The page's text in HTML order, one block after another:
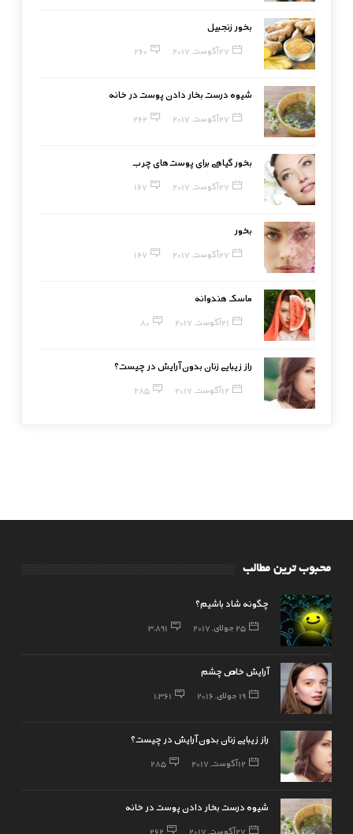
بخور زنجبیل
27 آگوست, 2017 260
شیوه درست بخار دادن پوست در خانه
27 آگوست, 2017 262
بخور گیاهی برای پوست‌های چرب
27 آگوست, 2017 167
بخور
27 آگوست, 2017 167
ماسک هندوانه
21 آگوست, 2017 80
راز زیبایی زنان بدون آرایش در چیست؟
12 آگوست, 2017 285
محبوب ترین مطالب
چگونه شاد باشیم؟
25 جولای, 2017 3,891
آرایش خاص چشم
19 جولای, 2016 1,361
راز زیبایی زنان بدون آرایش در چیست؟
12 آگوست, 2017 285
شیوه درست بخار دادن پوست در خانه
27 آگوست, 2017 262